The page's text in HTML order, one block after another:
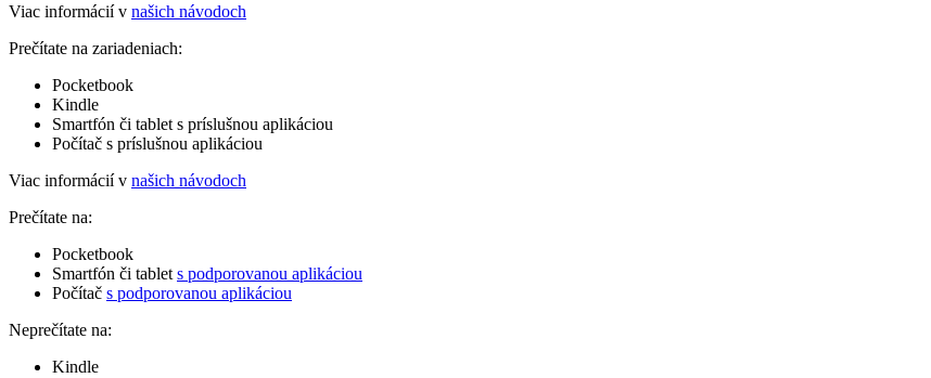
Viac informácií v našich návodoch
Prečítate na zariadeniach:
Pocketbook
Kindle
Smartfón či tablet s príslušnou aplikáciou
Počítač s príslušnou aplikáciou
Viac informácií v našich návodoch
Prečítate na:
Pocketbook
Smartfón či tablet s podporovanou aplikáciou
Počítač s podporovanou aplikáciou
Neprečítate na:
Kindle